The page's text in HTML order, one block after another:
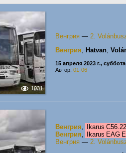
1031
Венгрия — 2.
Венгрия, Hatvan,
15 апреля 2023 г., суббота
Автор: 01-06
Венгрия,
Ikarus
Венгрия,
Ikarus EAG
Венгрия — 2.